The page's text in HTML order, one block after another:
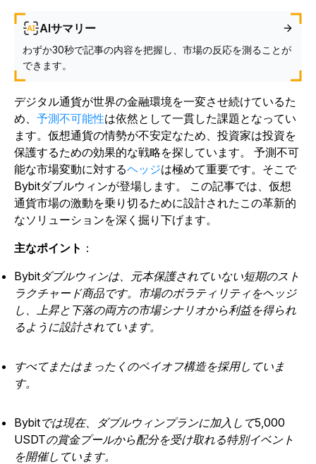
AIサマリー
わずか30秒で記事の内容を把握し、市場の反応を測ることが
できます。
デジタル通貨が世界の金融環境を一変させ続けているた
め、 予測不可能性は依然として一貫した課題となってい
ます。仮想通貨の情勢が不安定なため、投資家は投資を
保護するための効果的な戦略を探しています。 予測不可
能な市場変動に対するヘッジは極めて重要です。そこで
Bybitダブルウィンが登場します。
この記事では、仮想
通貨市場の激動を乗り切るために設計されたこの革新的
なソリューションを深く掘り下げます。
主なポイント ：
Bybitダブルウィンは、元本保護されていない短期のスト
ラクチャード商品です。市場のボラティリティをヘッジ
し、上昇と下落の両方の市場シナリオから利益を得られ
るように設計されています。
すべてまたはまったくのペイオフ構造を採用していま
す。
Bybitでは現在、ダブルウィンプランに加入して5,000
USDTの賞金プールから配分を受け取れる特別イベント
を開催しています。